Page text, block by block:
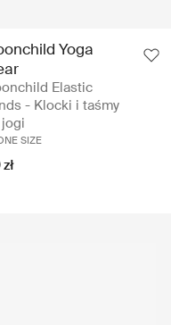
Yoga
Elastic
- Klocki i taśmy
SIZE
zł